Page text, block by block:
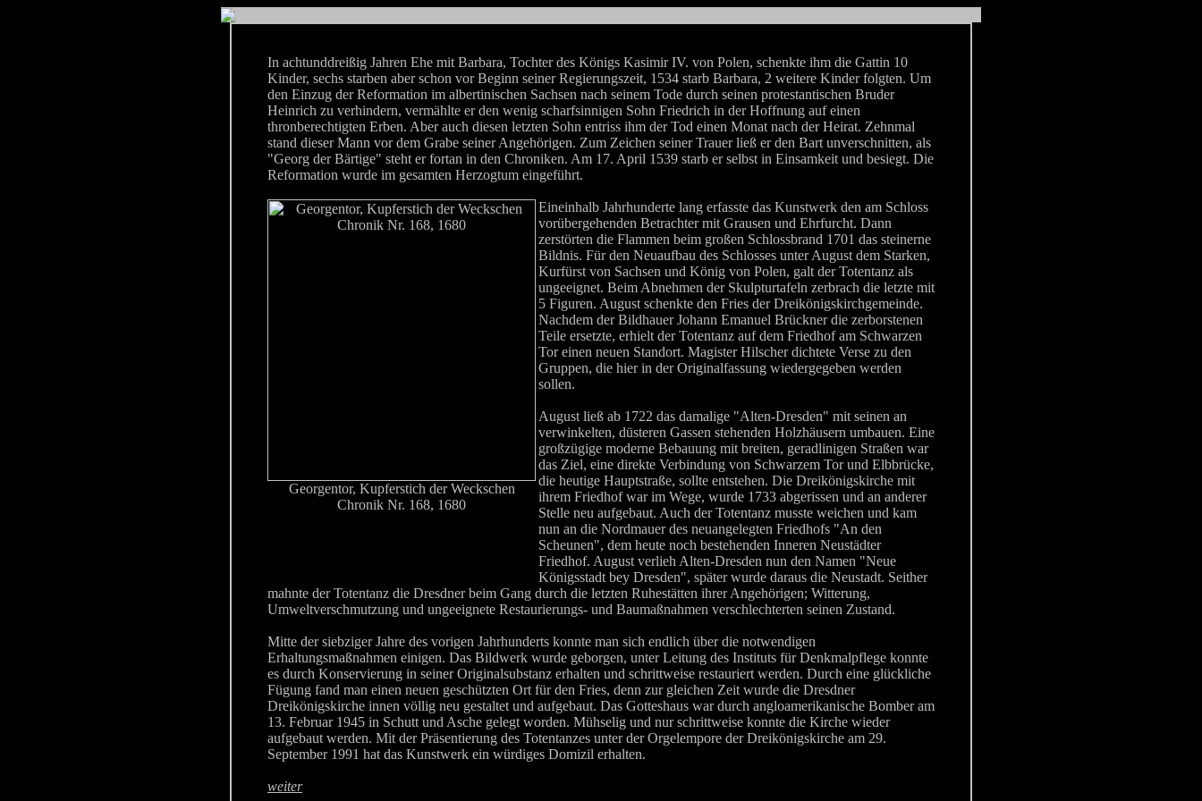
In achtunddreißig Jahren Ehe mit Barbara, Tochter des Königs Kasimir IV. von Polen, schenkte ihm die Gattin 10
Kinder, sechs starben aber schon vor Beginn seiner Regierungszeit, 1534 starb Barbara, 2 weitere Kinder folgten. Um
den Einzug der Reformation im albertinischen Sachsen nach seinem Tode durch seinen protestantischen Bruder
Heinrich zu verhindern, vermählte er den wenig scharfsinnigen Sohn Friedrich in der Hoffnung auf einen
thronberechtigten Erben. Aber auch diesen letzten Sohn entriss ihm der Tod einen Monat nach der Heirat. Zehnmal
stand dieser Mann vor dem Grabe seiner Angehörigen. Zum Zeichen seiner Trauer ließ er den Bart unverschnitten, als
"Georg der Bärtige" steht er fortan in den Chroniken. Am 17. April 1539 starb er selbst in Einsamkeit und besiegt. Die
Reformation wurde im gesamten Herzogtum eingeführt.
Georgentor, Kupferstich der Weckschen
Chronik Nr. 168, 1680
Eineinhalb Jahrhunderte lang erfasste das Kunstwerk den am Schloss
vorübergehenden Betrachter mit Grausen und Ehrfurcht. Dann
zerstörten die Flammen beim großen Schlossbrand 1701 das steinerne
Bildnis. Für den Neuaufbau des Schlosses unter August dem Starken,
Kurfürst von Sachsen und König von Polen, galt der Totentanz als
ungeeignet. Beim Abnehmen der Skulpturtafeln zerbrach die letzte mit
5 Figuren. August schenkte den Fries der Dreikönigskirchgemeinde.
Nachdem der Bildhauer Johann Emanuel Brückner die zerborstenen
Teile ersetzte, erhielt der Totentanz auf dem Friedhof am Schwarzen
Tor einen neuen Standort. Magister Hilscher dichtete Verse zu den
Gruppen, die hier in der Originalfassung wiedergegeben werden
sollen.
August ließ ab 1722 das damalige "Alten-Dresden" mit seinen an
verwinkelten, düsteren Gassen stehenden Holzhäusern umbauen. Eine
großzügige moderne Bebauung mit breiten, geradlinigen Straßen war
das Ziel, eine direkte Verbindung von Schwarzem Tor und Elbbrücke,
die heutige Hauptstraße, sollte entstehen. Die Dreikönigskirche mit
ihrem Friedhof war im Wege, wurde 1733 abgerissen und an anderer
Stelle neu aufgebaut. Auch der Totentanz musste weichen und kam
nun an die Nordmauer des neuangelegten Friedhofs "An den
Scheunen", dem heute noch bestehenden Inneren Neustädter
Friedhof. August verlieh Alten-Dresden nun den Namen "Neue
Königsstadt bey Dresden", später wurde daraus die Neustadt. Seither
mahnte der Totentanz die Dresdner beim Gang durch die letzten Ruhestätten ihrer Angehörigen; Witterung,
Umweltverschmutzung und ungeeignete Restaurierungs- und Baumaßnahmen verschlechterten seinen Zustand.
Mitte der siebziger Jahre des vorigen Jahrhunderts konnte man sich endlich über die notwendigen
Erhaltungsmaßnahmen einigen. Das Bildwerk wurde geborgen, unter Leitung des Instituts für Denkmalpflege konnte
es durch Konservierung in seiner Originalsubstanz erhalten und schrittweise restauriert werden. Durch eine glückliche
Fügung fand man einen neuen geschützten Ort für den Fries, denn zur gleichen Zeit wurde die Dresdner
Dreikönigskirche innen völlig neu gestaltet und aufgebaut. Das Gotteshaus war durch angloamerikanische Bomber am
13. Februar 1945 in Schutt und Asche gelegt worden. Mühselig und nur schrittweise konnte die Kirche wieder
aufgebaut werden. Mit der Präsentierung des Totentanzes unter der Orgelempore der Dreikönigskirche am 29.
September 1991 hat das Kunstwerk ein würdiges Domizil erhalten.
weiter